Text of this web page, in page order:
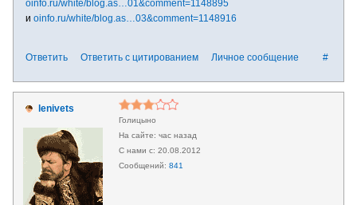
oinfo.ru/white/blog.as…01&comment=1148895
и oinfo.ru/white/blog.as…03&comment=1148916
#
Ответить Ответить с цитированием Личное сообщение
lenivets
Голицыно
час назад
20.08.2012
841